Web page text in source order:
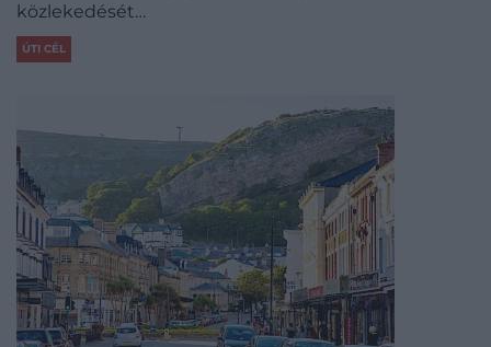
közlekedését…
ÚTI CÉL